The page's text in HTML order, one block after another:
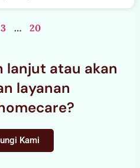
3 … 20
lanjut atau akan
layanan
Kami